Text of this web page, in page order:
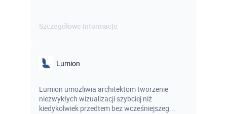
Szczegółowe informacje
Lumion
Lumion umożliwia architektom tworzenie
niezwykłych wizualizacji szybciej niż
kiedykolwiek przedtem bez wcześniejszeg...